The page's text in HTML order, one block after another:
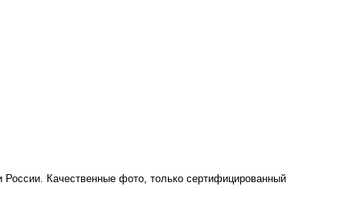
Качественные фото, только сертифицированный